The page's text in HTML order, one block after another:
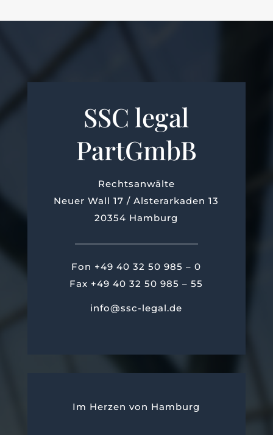
SSC legal
PartGmbB
Rechtsanwälte
Neuer Wall 17 / Alsterarkaden 13
20354 Hamburg
Fon +49 40 32 50 985 – 0
Fax +49 40 32 50 985 – 55
info@ssc-legal.de
Im Herzen von Hamburg